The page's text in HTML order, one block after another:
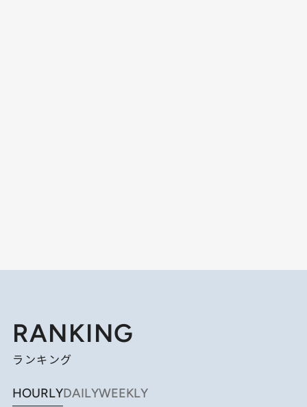
RANKING
ランキング
HOURLYDAILYWEEKLY